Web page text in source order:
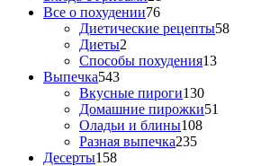
Все о похудении76
Диетические рецепты58
Диеты2
Способы похудения13
Выпечка543
Вкусные пироги130
Домашние пирожки51
Оладьи и блины108
Разная выпечка235
Десерты158